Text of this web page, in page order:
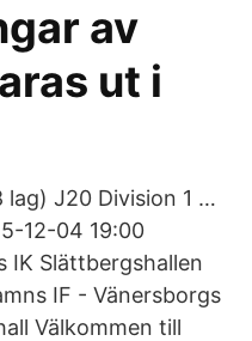
av
ut i
lag) J20 Division 1 …
12-04 19:00
IK Slättbergshallen
IF - Vänersborgs
Välkommen till